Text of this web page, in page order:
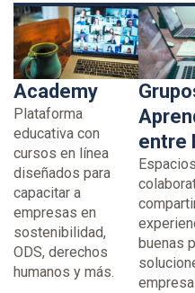
Academy
Plataforma
educativa con
cursos en línea
diseñados para
capacitar a
empresas en
sostenibilidad,
ODS, derechos
humanos y más.
entre
Espacios
buenas